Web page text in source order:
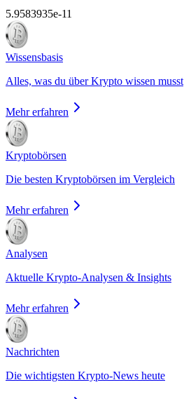
5.9583935e-11
Wissensbasis
Alles, was du über Krypto wissen musst
Mehr erfahren
Kryptobörsen
Die besten Kryptobörsen im Vergleich
Mehr erfahren
Analysen
Aktuelle Krypto-Analysen & Insights
Mehr erfahren
Nachrichten
Die wichtigsten Krypto-News heute